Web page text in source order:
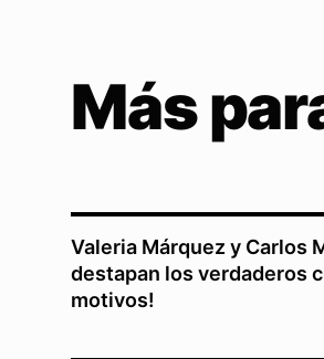
Más
Valeria Márquez y Carlos
destapan los verdaderos
motivos!